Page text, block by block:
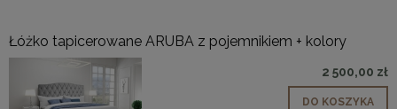
Łóżko tapicerowane ARUBA z pojemnikiem + kolory
2 500,00 zł
DO KOSZYKA